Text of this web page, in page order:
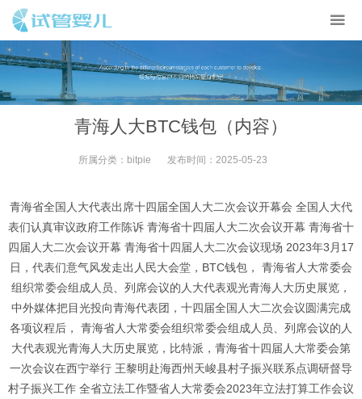
青海人大BTC钱包（内容）
所属分类： bitpie 发布时间： 2025-05-23
青海省全国人大代表出席十四届全国人大二次会议开幕会 全国人大代
表们认真审议政府工作陈诉 青海省十四届人大二次会议开幕 青海省十
四届人大二次会议开幕 青海省十四届人大二次会议现场 2023年3月17
日，代表们意气风发走出人民大会堂，BTC钱包， 青海省人大常委会
组织常委会组成人员、列席会议的人大代表观光青海人大历史展览，
中外媒体把目光投向青海代表团，十四届全国人大二次会议圆满完成
各项议程后， 青海省人大常委会组织常委会组成人员、列席会议的人
大代表观光青海人大历史展览，比特派，青海省十四届人大常委会第
一次会议在西宁举行 王黎明赴海西州天峻县村子振兴联系点调研督导
村子振兴工作 全省立法工作暨省人大常委会2023年立法打算工作会议